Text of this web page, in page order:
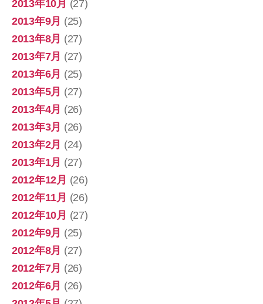
2013年10月 (27)
2013年9月 (25)
2013年8月 (27)
2013年7月 (27)
2013年6月 (25)
2013年5月 (27)
2013年4月 (26)
2013年3月 (26)
2013年2月 (24)
2013年1月 (27)
2012年12月 (26)
2012年11月 (26)
2012年10月 (27)
2012年9月 (25)
2012年8月 (27)
2012年7月 (26)
2012年6月 (26)